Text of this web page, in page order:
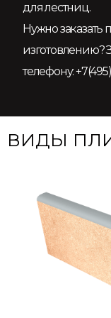
для лестниц.
Нужно заказать
изготовлению?
телефону:
ВИДЫ